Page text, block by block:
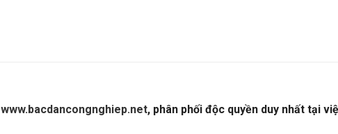
www.bacdancongnghiep.net, phân phối độc quyền duy nhất tại